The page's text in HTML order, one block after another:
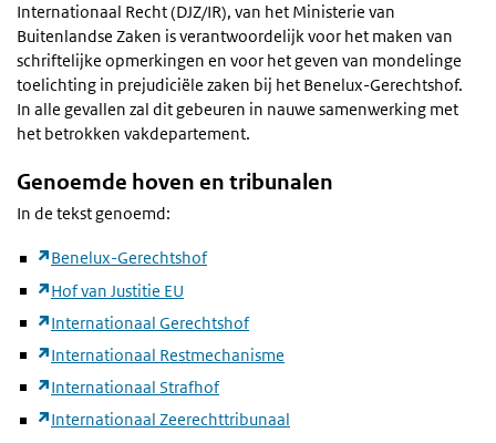
Internationaal Recht (DJZ/IR), van het Ministerie van
Buitenlandse Zaken is verantwoordelijk voor het maken van
schriftelijke opmerkingen en voor het geven van mondelinge
toelichting in prejudiciële zaken bij het Benelux-Gerechtshof.
In alle gevallen zal dit gebeuren in nauwe samenwerking met
het betrokken vakdepartement.
Genoemde hoven en tribunalen
In de tekst genoemd:
Benelux-Gerechtshof
Hof van Justitie EU
Internationaal Gerechtshof
Internationaal Restmechanisme
Internationaal Strafhof
Internationaal Zeerechttribunaal